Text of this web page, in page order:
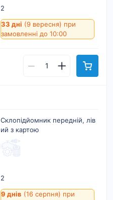
2
33 дні (9 вересня) при
замовленні до 10:00
Склопiдйомник переднiй, лiв
ий з картою
2
9 днів (16 серпня) при